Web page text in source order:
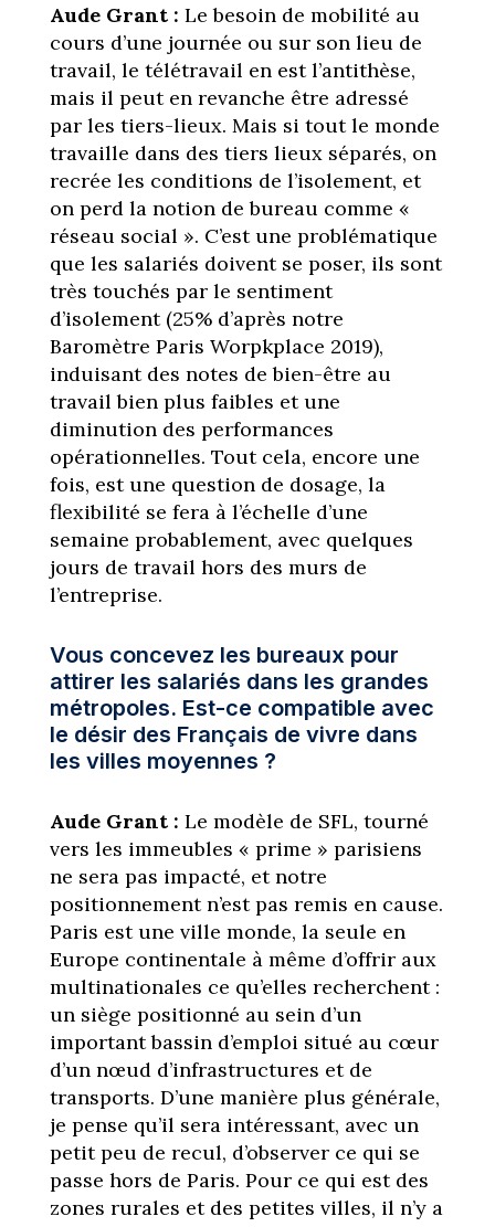
Aude Grant : Le besoin de mobilité au
cours d’une journée ou sur son lieu de
travail, le télétravail en est l’antithèse,
mais il peut en revanche être adressé
par les tiers-lieux. Mais si tout le monde
travaille dans des tiers lieux séparés, on
recrée les conditions de l’isolement, et
on perd la notion de bureau comme «
réseau social ». C’est une problématique
que les salariés doivent se poser, ils sont
très touchés par le sentiment
d’isolement (25% d’après notre
Baromètre Paris Worpkplace 2019),
induisant des notes de bien-être au
travail bien plus faibles et une
diminution des performances
opérationnelles. Tout cela, encore une
fois, est une question de dosage, la
flexibilité se fera à l’échelle d’une
semaine probablement, avec quelques
jours de travail hors des murs de
l’entreprise.
Vous concevez les bureaux pour
attirer les salariés dans les grandes
métropoles. Est-ce compatible avec
le désir des Français de vivre dans
les villes moyennes ?
Aude Grant : Le modèle de SFL, tourné
vers les immeubles « prime » parisiens
ne sera pas impacté, et notre
positionnement n’est pas remis en cause.
Paris est une ville monde, la seule en
Europe continentale à même d’offrir aux
multinationales ce qu’elles recherchent :
un siège positionné au sein d’un
important bassin d’emploi situé au cœur
d’un nœud d’infrastructures et de
transports. D’une manière plus générale,
je pense qu’il sera intéressant, avec un
petit peu de recul, d’observer ce qui se
passe hors de Paris. Pour ce qui est des
zones rurales et des petites villes, il n’y a